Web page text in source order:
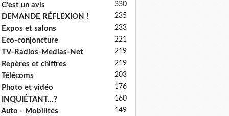
un avis 330
RÉFLEXION ! 235
et salons 233
conjoncture 221
Radios-Medias-Net 219
et chiffres 219
203
et vidéo 176
160
Auto - Mobilités 149